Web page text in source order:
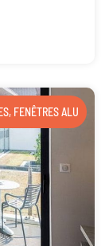
, FENÊTRES ALU